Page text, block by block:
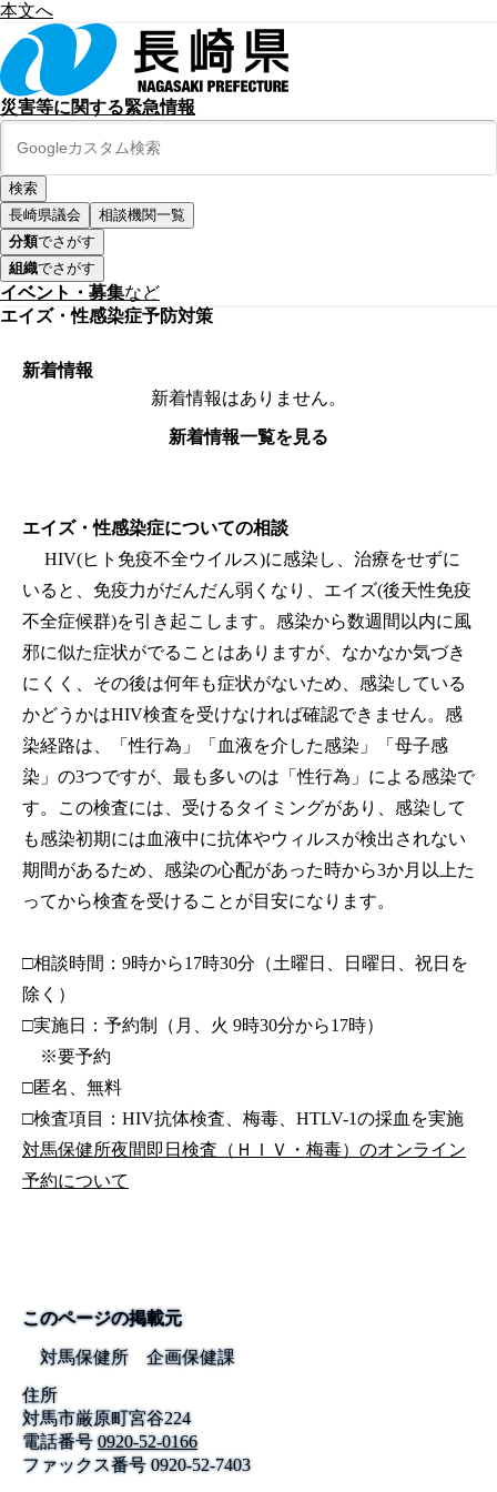
本文へ
災害等に関する緊急情報
長崎県議会
相談機関一覧
分類でさがす
組織でさがす
イベント・募集など
エイズ・性感染症予防対策
新着情報
新着情報はありません。
新着情報一覧を見る
エイズ・性感染症についての相談
HIV(ヒト免疫不全ウイルス)に感染し、治療をせずに
いると、免疫力がだんだん弱くなり、エイズ(後天性免疫
不全症候群)を引き起こします。感染から数週間以内に風
邪に似た症状がでることはありますが、なかなか気づき
にくく、その後は何年も症状がないため、感染している
かどうかはHIV検査を受けなければ確認できません。感
染経路は、「性行為」「血液を介した感染」「母子感
染」の3つですが、最も多いのは「性行為」による感染で
す。この検査には、受けるタイミングがあり、感染して
も感染初期には血液中に抗体やウィルスが検出されない
期間があるため、感染の心配があった時から3か月以上た
ってから検査を受けることが目安になります。
□相談時間：9時から17時30分（土曜日、日曜日、祝日を
除く）
□実施日：予約制（月、火 9時30分から17時）
※要予約
□匿名、無料
□検査項目：HIV抗体検査、梅毒、HTLV-1の採血を実施
対馬保健所夜間即日検査（ＨＩＶ・梅毒）のオンライン
予約について
このページの掲載元
対馬保健所 企画保健課
住所
対馬市厳原町宮谷224
電話番号 0920-52-0166
ファックス番号0920-52-7403